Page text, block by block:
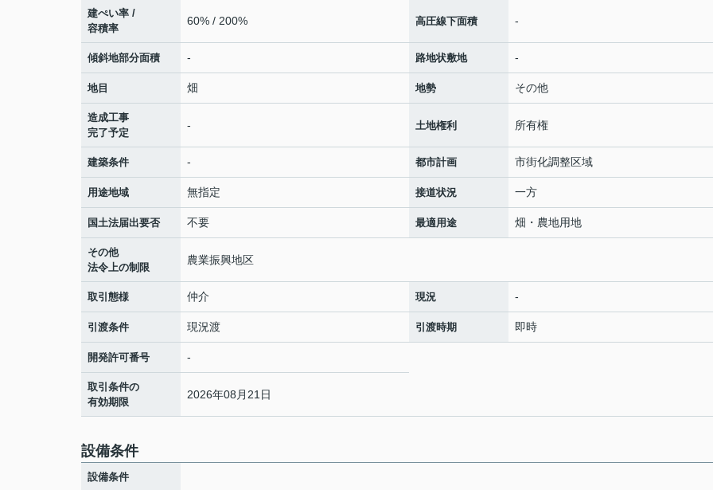
建ぺい率 /
容積率
60% / 200% 高圧線下面積 -
傾斜地部分面積 - 路地状敷地 -
地目 畑 地勢 その他
造成工事
完了予定
- 土地権利 所有権
建築条件 - 都市計画 市街化調整区域
用途地域 無指定 接道状況 一方
国土法届出要否 不要 最適用途 畑・農地用地
その他
法令上の制限
農業振興地区
取引態様 仲介 現況 -
引渡条件 現況渡 引渡時期 即時
開発許可番号 -
取引条件の
有効期限
2026年08月21日
設備条件
設備条件